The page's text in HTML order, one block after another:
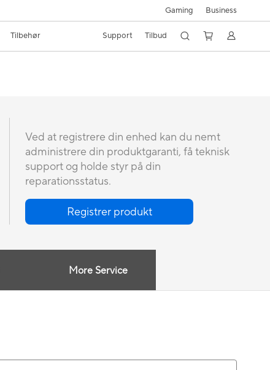
Gaming Business
Tilbehør Support Tilbud
Ved at registrere din enhed kan du nemt
administrere din produktgaranti, få teknisk
support og holde styr på din
reparationsstatus.
Registrer produkt
More Service